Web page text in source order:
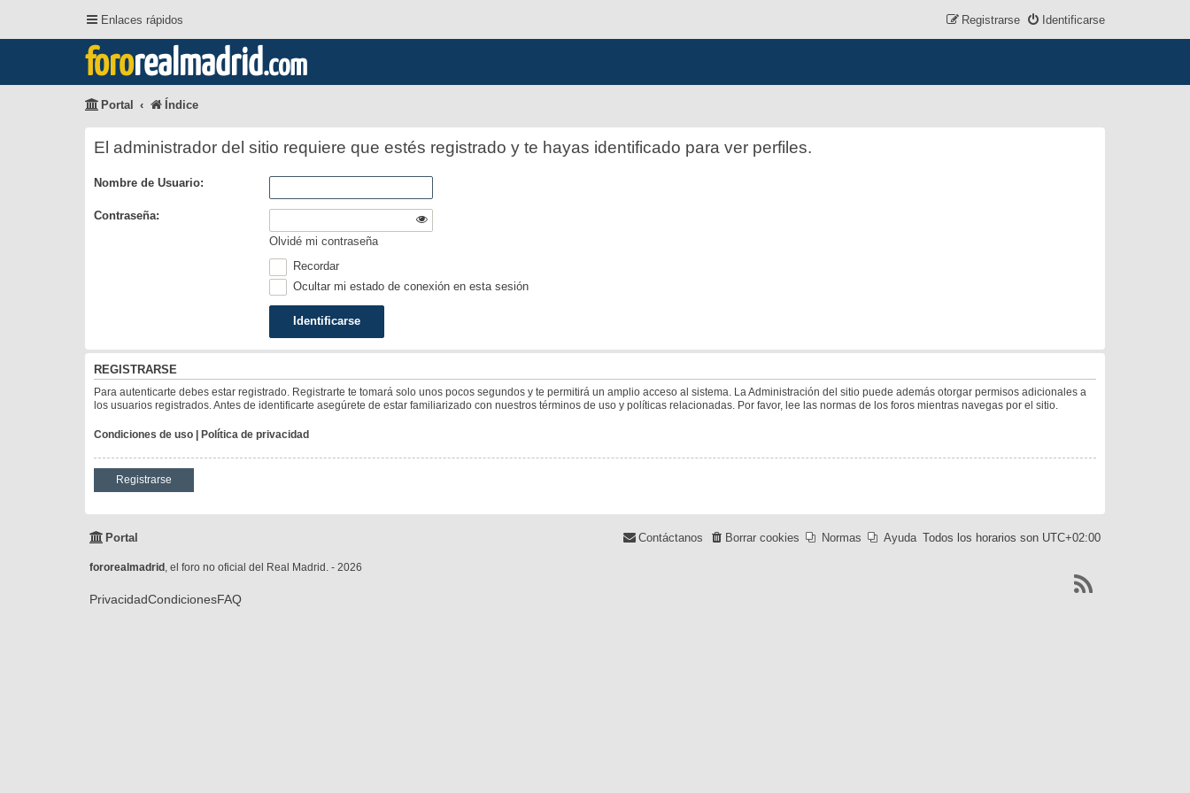
Enlaces rápidos Identificarse
Registrarse
fororealmadrid.com
Portal Índice
El administrador del sitio requiere que estés registrado y te hayas identificado para ver perfiles.
Nombre de Usuario:
Contraseña:
Olvidé mi contraseña
Recordar
Ocultar mi estado de conexión en esta sesión
REGISTRARSE
Para autenticarte debes estar registrado. Registrarte te tomará solo unos pocos segundos y te permitirá un amplio acceso al sistema. La Administración del sitio puede además otorgar permisos adicionales a
los usuarios registrados. Antes de identificarte asegúrete de estar familiarizado con nuestros términos de uso y políticas relacionadas. Por favor, lee las normas de los foros mientras navegas por el sitio.
Condiciones de uso | Política de privacidad
Registrarse
Portal Todos los horarios son UTC+02:00
Ayuda
Normas
Borrar cookies
Contáctanos
fororealmadrid , el foro no oficial del Real Madrid. - 2026
PrivacidadCondicionesFAQ